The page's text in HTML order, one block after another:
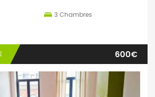
3 Chambres
600€